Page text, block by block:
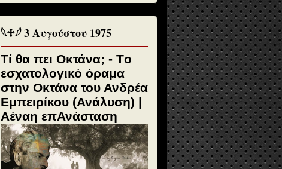
𓆩♱𓆪 3 Αυγούστου 1975
Τί θα πει Οκτάνα; - Tο
εσχατολογικό όραμα
στην Οκτάνα του Ανδρέα
Εμπειρίκου (Ανάλυση) |
Αέναη επΑνάσταση